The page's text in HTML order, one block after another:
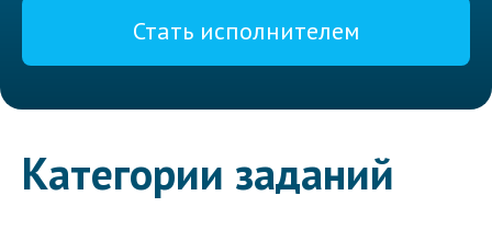
Стать исполнителем
Категории заданий